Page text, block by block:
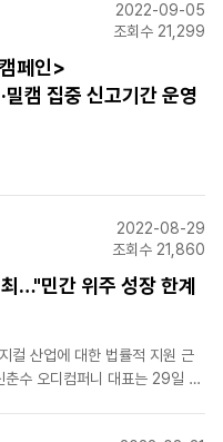
밝혔다.양 ..
2022-09-05
조회수 21,299
페인>
캠 집중 신고기간 운영
2022-08-29
조회수 21,860
…"민간 위주 성장 한계
컬 산업에 대한 법률적 지원 근
수 오디컴퍼니 대표는 29일 서